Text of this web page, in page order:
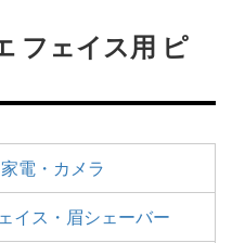
フェイス用 ピ
家電・カメラ
イス・眉シェーバー